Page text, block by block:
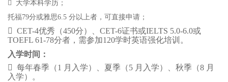
 大学本科学历；
托福79分或雅思6.5 分以上者，可直接申请；
 CET-4优秀（450分）、CET-6证书或IELTS 5.0-6.0或
TOEFL 61-78分者，需参加120学时英语强化培训。
入学时间：
 每年春季（1 月入学）、夏季（5 月入学）、秋季（8 月
入学）。